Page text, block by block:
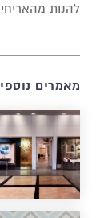
להנות
מאמרים